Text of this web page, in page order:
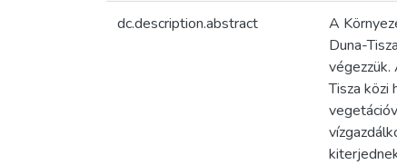
dc.description.abstract
A
Duna-
végezzük.
Tisza közi